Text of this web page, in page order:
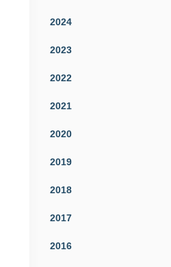
2024
2023
2022
2021
2020
2019
2018
2017
2016